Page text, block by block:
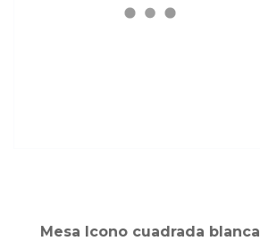
Mesa Icono cuadrada blanca